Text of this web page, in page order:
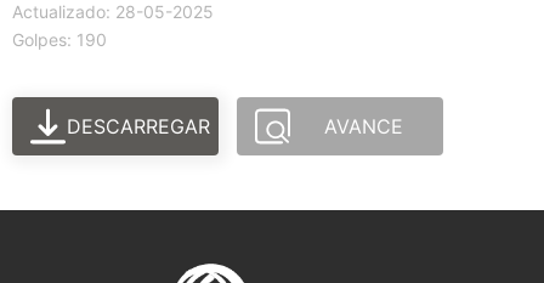
Actualizado: 28-05-2025
Golpes: 190
DESCARREGAR AVANCE